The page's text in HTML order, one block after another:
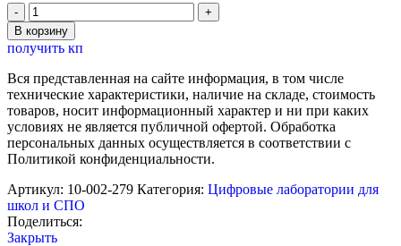
Количество
товара
Цифровая
лаборатория
РобикЛаб
по
Химии
(стандартная)
В корзину
получить кп
Вся представленная на сайте информация, в том числе
технические характеристики, наличие на складе, стоимость
товаров, носит информационный характер и ни при каких
условиях не является публичной офертой. Обработка
персональных данных осуществляется в соответствии с
Политикой конфиденциальности.
Артикул: 10-002-279 Категория: Цифровые лаборатории для
школ и СПО
Поделиться:
Закрыть